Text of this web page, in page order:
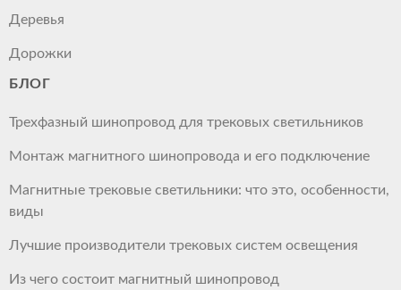
Деревья
Дорожки
БЛОГ
Трехфазный шинопровод для трековых светильников
Монтаж магнитного шинопровода и его подключение
Магнитные трековые светильники: что это, особенности,
виды
Лучшие производители трековых систем освещения
Из чего состоит магнитный шинопровод